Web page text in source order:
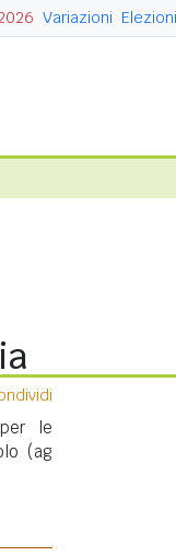
Variazioni Elezioni
le
(ag